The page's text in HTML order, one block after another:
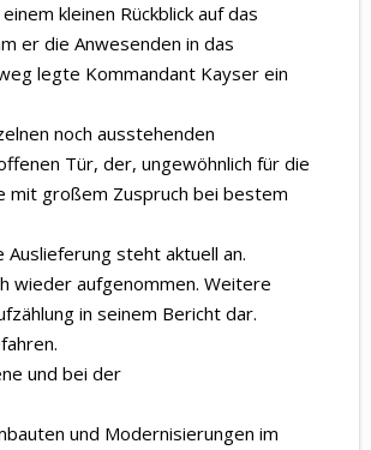
kleinen Rückblick auf das
er die Anwesenden in das
legte Kommandant Kayser ein
noch ausstehenden
Tür, der, ungewöhnlich für die
mit großem Zuspruch bei bestem
Auslieferung steht aktuell an.
wieder aufgenommen. Weitere
in seinem Bericht dar.
und bei der
und Modernisierungen im